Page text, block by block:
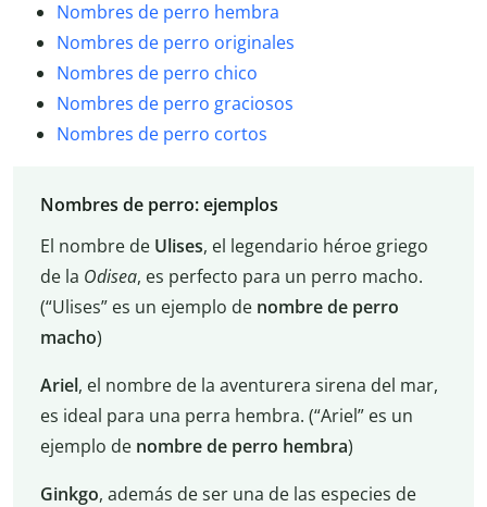
Nombres de perro hembra
Nombres de perro originales
Nombres de perro chico
Nombres de perro graciosos
Nombres de perro cortos
Nombres de perro: ejemplos
El nombre de Ulises, el legendario héroe griego
de la Odisea, es perfecto para un perro macho.
(“Ulises” es un ejemplo de nombre de perro
macho)
Ariel, el nombre de la aventurera sirena del mar,
es ideal para una perra hembra. (“Ariel” es un
ejemplo de nombre de perro hembra)
Ginkgo, además de ser una de las especies de